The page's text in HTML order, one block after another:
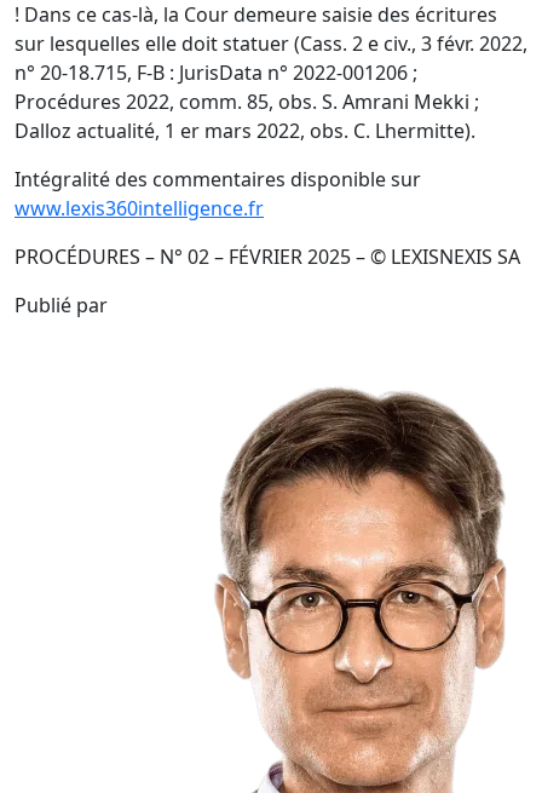
! Dans ce cas-là, la Cour demeure saisie des écritures
sur lesquelles elle doit statuer (Cass. 2 e civ., 3 févr. 2022,
n° 20-18.715, F-B : JurisData n° 2022-001206 ;
Procédures 2022, comm. 85, obs. S. Amrani Mekki ;
Dalloz actualité, 1 er mars 2022, obs. C. Lhermitte).
Intégralité des commentaires disponible sur
www.lexis360intelligence.fr
PROCÉDURES – N° 02 – FÉVRIER 2025 – © LEXISNEXIS SA
Publié par